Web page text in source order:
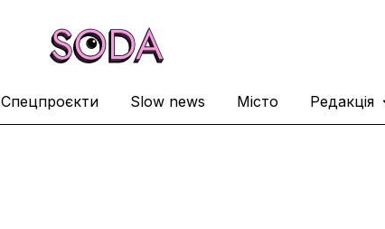
Спецпроєкти Slow news Місто Редакція